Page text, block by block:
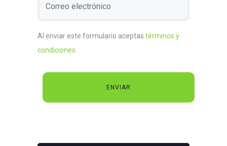
Al enviar este formulario aceptas términos y
condiciones